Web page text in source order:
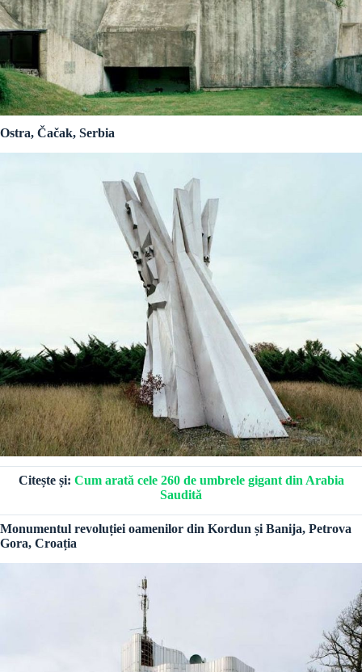
Ostra, Čačak, Serbia
Citește și: Cum arată cele 260 de umbrele gigant din Arabia
Saudită
Monumentul revoluției oamenilor din Kordun și Banija, Petrova
Gora, Croația